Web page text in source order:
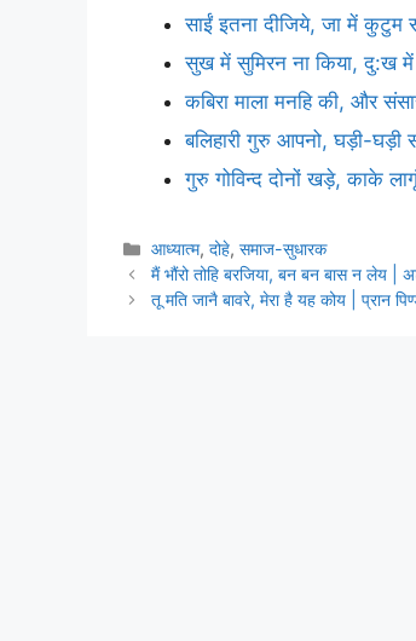
साईं इतना दीजिये, जा में कुटुम
सुख में सुमिरन ना किया, दु:ख में
कबिरा माला मनहि की, और
बलिहारी गुरु आपनो, घड़ी-घड़ी
गुरु गोविन्द दोनों खड़े, काके
Categories
आध्यात्म,दोहे,समाज-सुधारक
मैं भौंरो तोहि बरजिया, बन बन बास न लेय
तू मति जानै बावरे, मेरा है यह कोय | प्रान